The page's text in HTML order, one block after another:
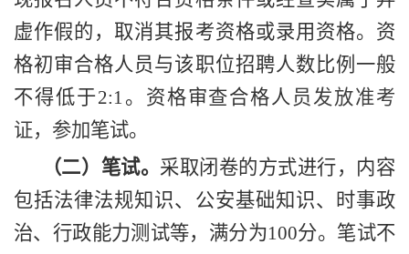
虚作假的，取消其报考资格或录用资格。资
格初审合格人员与该职位招聘人数比例一般
不得低于2:1。资格审查合格人 员发放准考
证，参加笔试。
（二）笔试。 采取闭卷的方式进行，内容
包括法律法规知识、公安基础知识、时事政
治、行政能力测试等，满分为100分。笔试不